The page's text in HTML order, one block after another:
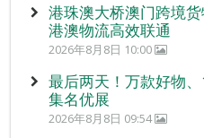
港珠澳大桥澳门跨境
港澳物流高效联通
2026年8月8日 10:00
最后两天！万款好物
集名优展
2026年8月8日 09:54